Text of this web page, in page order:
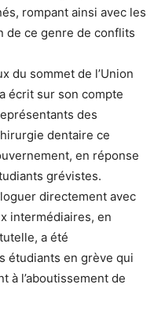
rompant ainsi avec les
de ce genre de conflits
du sommet de l’Union
écrit sur son compte
des
dentaire ce
en réponse
grévistes.
directement avec
intermédiaires, en
a été
étudiants en grève qui
à l’aboutissement de